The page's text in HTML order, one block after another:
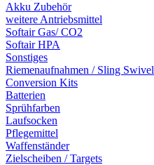
Akku Zubehör
weitere Antriebsmittel
Softair Gas/ CO2
Softair HPA
Sonstiges
Riemenaufnahmen / Sling Swivel
Conversion Kits
Batterien
Sprühfarben
Laufsocken
Pflegemittel
Waffenständer
Zielscheiben / Targets